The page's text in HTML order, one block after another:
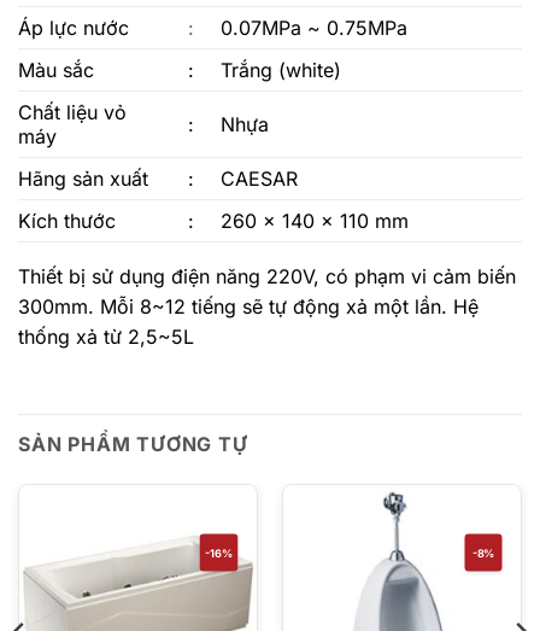
Áp lực nước
:
0.07MPa ~ 0.75MPa
Màu sắc
:
Trắng (white)
Chất liệu vỏ
máy
: Nhựa
Hãng sản xuất :
CAESAR
Kích thước
: 260 x 140 x 110 mm
Thiết bị sử dụng điện năng 220V, có phạm vi cảm biến
300mm. Mỗi 8~12 tiếng sẽ tự động xả một lần. Hệ
thống xả từ 2,5~5L
SẢN PHẨM TƯƠNG TỰ
-16% -8%